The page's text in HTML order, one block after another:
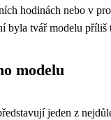
hodinách nebo v
byla tvář modelu příliš
modelu
jeden z